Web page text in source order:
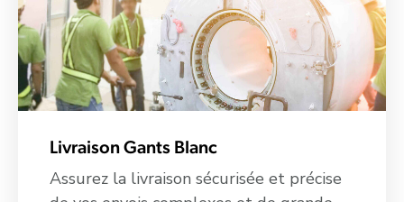
Livraison Gants Blanc
Assurez la livraison sécurisée et précise